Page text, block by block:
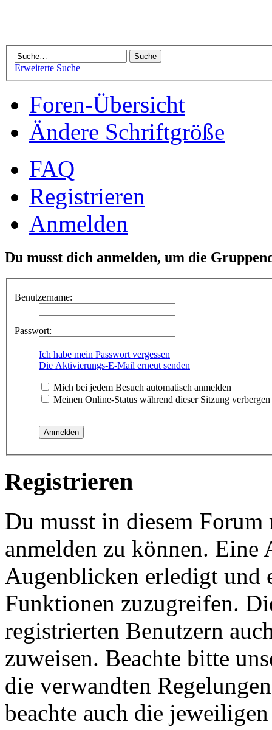
Erweiterte Suche
Foren-Übersicht
Ändere Schriftgröße
FAQ
Registrieren
Anmelden
Du musst dich anmelden, um die
Benutzername:
Passwort:
Ich habe mein Passwort vergessen
Die Aktivierungs-E-Mail erneut senden
Mich bei jedem Besuch automatisch anmelden
Meinen Online-Status während dieser Sitzung verbergen
Registrieren
Du musst in diesem
anmelden zu können.
Augenblicken erledigt und
Funktionen zuzugreifen.
registrierten Benutzern
zuweisen. Beachte bitte
die verwandten
beachte auch die